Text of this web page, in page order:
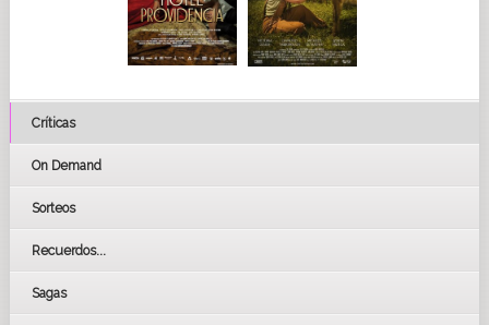
Críticas
On Demand
Sorteos
Recuerdos...
Sagas